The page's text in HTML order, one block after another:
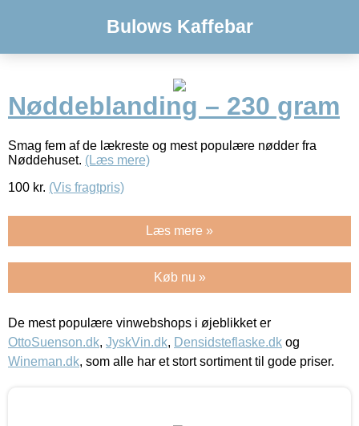
Bulows Kaffebar
Nøddeblanding – 230 gram
Smag fem af de lækreste og mest populære nødder fra
Nøddehuset. (Læs mere)
100 kr. (Vis fragtpris)
Læs mere »
Køb nu »
De mest populære vinwebshops i øjeblikket er
OttoSuenson.dk, JyskVin.dk, Densidsteflaske.dk og
Wineman.dk, som alle har et stort sortiment til gode priser.